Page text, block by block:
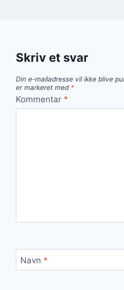
Skriv et svar
Din e-mailadresse vil ikke blive
er markeret med *
Kommentar *
Navn *